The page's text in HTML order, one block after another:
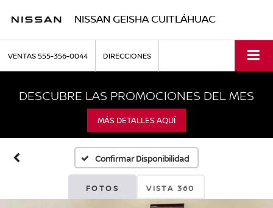
NISSAN GEISHA CUITLÁHUAC
VENTAS555-356-0044 DIRECCIONES
DESCUBRE LAS PROMOCIONES DEL MES
MÁS DETALLES AQUÍ
Confirmar Disponibilidad
FOTOS VISTA 360